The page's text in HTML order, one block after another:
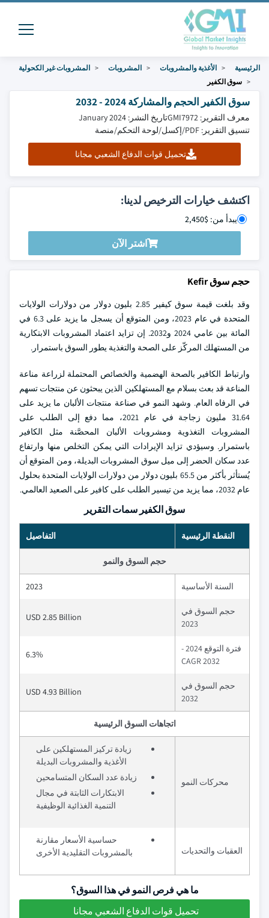
الرئيسية الأغذية والمشروبات المشروبات
المشروبات غير الكحولية
سوق الكفير
سوق الكفير الحجم والمشاركة 2024 - 2032
معرف التقرير: GMI7972
تاريخ النشر: January 2024
تنسيق التقرير: PDF/إكسل/لوحة التحكم/منصة
تحميل قوات الدفاع الشعبي مجانا
اكتشف خيارات الترخيص لدينا:
يبدأ من: $2,450
اشتر الآن
حجم سوق Kefir
وقد بلغت قيمة سوق كيفير 2.85 بليون دولار من دولارات الولايات
المتحدة في عام 2023، ومن المتوقع أن يسجل ما يزيد على 6.3 في
المائة بين عامي 2024 و2032. إن تزايد اعتماد المشروبات الابتكارية
من المستهلك المركّز على الصحة والتغذية يطور السوق باستمرار.
وارتباط الكافير بالصحة الهضمية والخصائص المحتملة لزراعة مناعة
المناعة قد بعث بسلام مع المستهلكين الذين يبحثون عن منتجات تسهم
في الرفاه العام. وشهد النمو في صناعة منتجات الألبان ما يزيد على
31.64 مليون زجاجة في عام 2021، مما دفع إلى الطلب على
المشروبات التغذوية ومشروبات الألبان المحصَّنة مثل الكافير
باستمرار. وسيؤدي تزايد الإيرادات التي يمكن التخلص منها وارتفاع
عدد سكان الحضر إلى ميل سوق المشروبات البديلة، ومن المتوقع أن
يُستأثر بأكثر من 65.5 بليون دولار من دولارات الولايات المتحدة بحلول
عام 2032، مما يزيد من تيسير الطلب على كافير على الصعيد العالمي.
سوق الكفير سمات التقرير
النقطة الرئيسية التفاصيل
حجم السوق والنمو
السنة الأساسية 2023
حجم السوق في
2023
USD 2.85 Billion
فترة التوقع 2024 -
2032 CAGR
6.3%
حجم السوق في
2032
USD 4.93 Billion
اتجاهات السوق الرئيسية
محركات النمو
زيادة تركيز المستهلكين على
الأغذية والمشروبات البديلة
زيادة عدد السكان المتسامحين
الابتكارات الثابتة في مجال
التنمية الغذائية الوظيفية
العقبات والتحديات
حساسية الأسعار مقارنة
بالمشروبات التقليدية الأخرى
ما هي فرص النمو في هذا السوق؟
تحميل قوات الدفاع الشعبي مجانا